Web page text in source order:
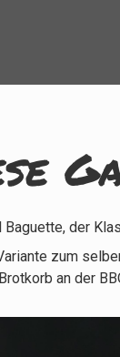
Baguette, der
zum
an der